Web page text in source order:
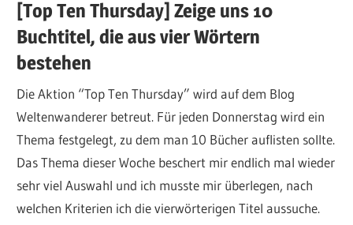
[Top Ten Thursday] Zeige uns 10
Buchtitel, die aus vier Wörtern
bestehen
Die Aktion “Top Ten Thursday” wird auf dem Blog
Weltenwanderer betreut. Für jeden Donnerstag wird ein
Thema festgelegt, zu dem man 10 Bücher auflisten sollte.
Das Thema dieser Woche beschert mir endlich mal wieder
sehr viel Auswahl und ich musste mir überlegen, nach
welchen Kriterien ich die vierwörterigen Titel aussuche.